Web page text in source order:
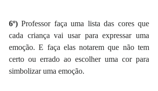
6º) Professor faça uma lista das cores que
cada criança vai usar para expressar uma
emoção. E faça elas notarem que não tem
certo ou errado ao escolher uma cor para
simbolizar uma emoção.